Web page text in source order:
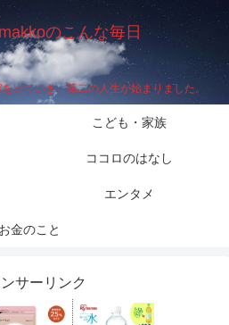
のこんな毎日
出ていき、第二の人生が始まりました。
こども・家族
ココロのはなし
エンタメ
お金のこと
サーリンク